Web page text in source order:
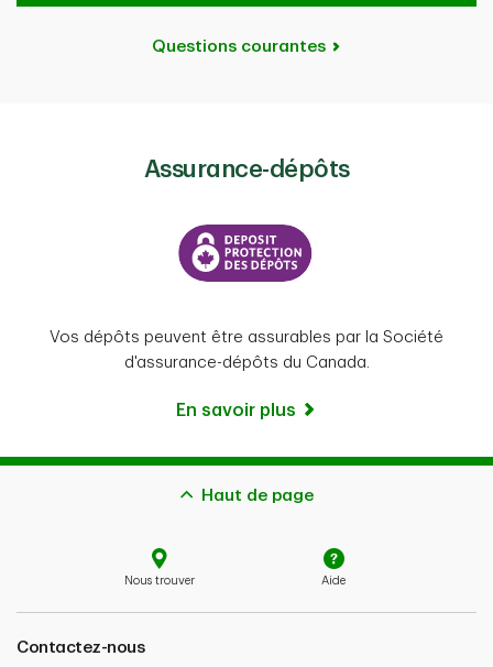
Questions courantes
Assurance-dépôts
Vos dépôts peuvent être assurables par la Société
d'assurance-dépôts du Canada.
En savoir plus
Haut de page
Nous trouver Aide
Contactez-nous